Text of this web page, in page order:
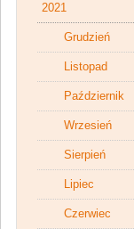
2021
Grudzień
Listopad
Październik
Wrzesień
Sierpień
Lipiec
Czerwiec